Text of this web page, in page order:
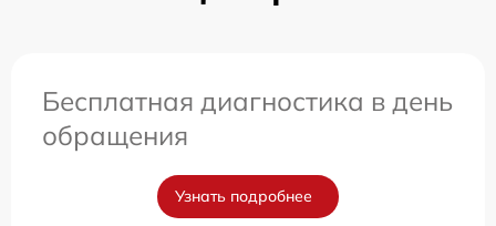
Бесплатная диагностика в день
обращения
Узнать подробнее